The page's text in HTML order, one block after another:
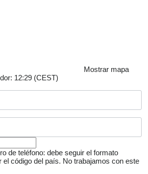
Mostrar mapa
12:29 (CEST)
de teléfono: debe seguir el formato
el código del país. No trabajamos con este